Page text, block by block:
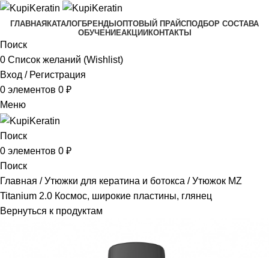
ГЛАВНАЯ КАТАЛОГБРЕНДЫ ОПТОВЫЙ ПРАЙСПОДБОР СОСТАВА
ОБУЧЕНИЕАКЦИИ КОНТАКТЫ
Поиск
0 Список желаний (Wishlist)
Вход / Регистрация
0 элементов 0 ₽
Меню
Поиск
0 элементов 0 ₽
Поиск
Главная
Утюжки для кератина и ботокса
Утюжок MZ
Titanium 2.0 Космос, широкие пластины, глянец
Вернуться к продуктам